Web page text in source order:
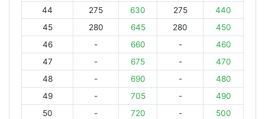
44
275 630 275
440
45
280 645 280
450
46
- 660 -
460
47
- 675 -
470
48
- 690 -
480
49
- 705 -
490
50
- 720 - 500